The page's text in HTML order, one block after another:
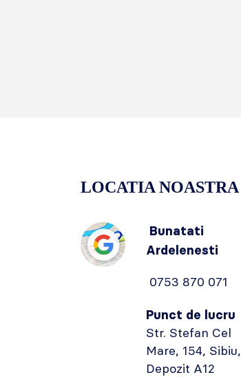
LOCATIA NOASTRA
Bunatati
Ardelenesti
0753 870 071
Punct de lucru
Str. Stefan Cel
Mare, 154, Sibiu,
Depozit A12